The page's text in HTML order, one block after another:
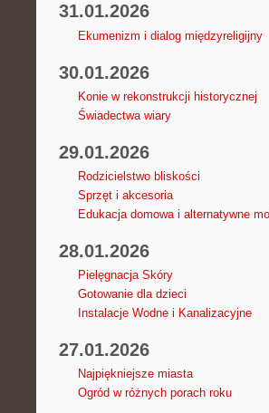
31.01.2026
Ekumenizm i dialog międzyreligijny
30.01.2026
Konie w rekonstrukcji historycznej
Świadectwa wiary
29.01.2026
Rodzicielstwo bliskości
Sprzęt i akcesoria
Edukacja domowa i alternatywne
28.01.2026
Pielęgnacja Skóry
Gotowanie dla dzieci
Instalacje Wodne i Kanalizacyjne
27.01.2026
Najpiękniejsze miasta
Ogród w różnych porach roku